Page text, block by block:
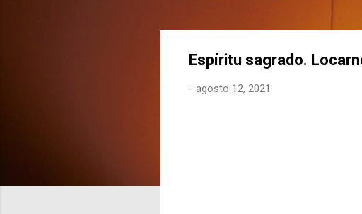
Espíritu sagrado.
- agosto 12, 2021